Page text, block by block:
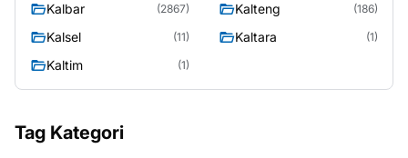
Kalbar (2867) Kalteng (186)
Kalsel (11) Kaltara (1)
Kaltim (1)
Tag Kategori